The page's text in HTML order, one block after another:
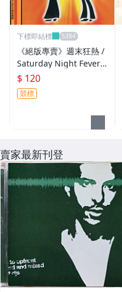
下標即結標
《絕版專賣》週末狂熱 /
Saturday Night Fever
音樂劇原聲帶 (側標完整)
$ 120
競標
賣家最新刊登